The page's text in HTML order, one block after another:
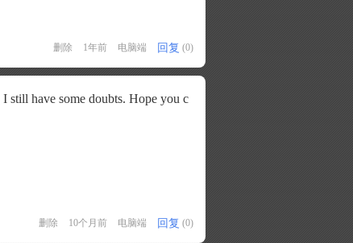
删除 1年前 电脑端 回复 (0)
still have some doubts. Hope you c
删除 10个月前 电脑端 回复 (0)